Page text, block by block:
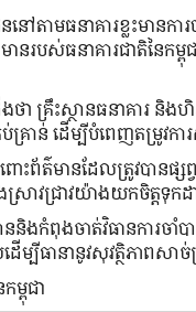
ននៅតាមធនាគារខ្លះមា
របស់ធនាគារជាតិនៃកម្ពុ
ថា គ្រឹះស្ថានធនាគារ និ
រាន់ ដើម្បីបំពេញតម្រូវក
ព័ត៌មានដែលត្រូវបានផ្សព្
ាវជ្រាវយ៉ាងយកចិត្តទុកដ
បាននិងកំពុងចាត់វិធានកា
ម្បីធានានូវសុវត្ថិភាពសា
ម្ពុជា